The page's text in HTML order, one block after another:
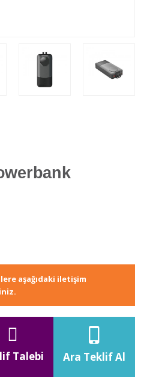
aşağıdaki iletişim
Talebi Ara Teklif Al